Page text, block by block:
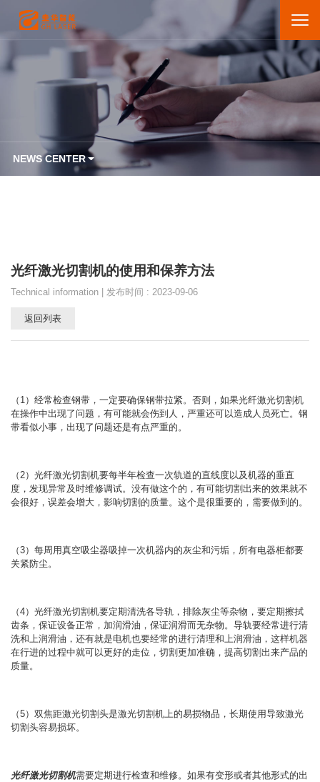
NEWS CENTER
光纤激光切割机的使用和保养方法
Technical information | 发布时间 : 2023-09-06
返回列表
（1）经常检查钢带，一定要确保钢带拉紧。否则，如果光纤激光切割机
在操作中出现了问题，有可能就会伤到人，严重还可以造成人员死亡。钢
带看似小事，出现了问题还是有点严重的。
（2）光纤激光切割机要每半年检查一次轨道的直线度以及机器的垂直
度，发现异常及时维修调试。没有做这个的，有可能切割出来的效果就不
会很好，误差会增大，影响切割的质量。这个是很重要的，需要做到的。
（3）每周用真空吸尘器吸掉一次机器内的灰尘和污垢，所有电器柜都要
关紧防尘。
（4）光纤激光切割机要定期清洗各导轨，排除灰尘等杂物，要定期擦拭
齿条，保证设备正常，加润滑油，保证润滑而无杂物。导轨要经常进行清
洗和上润滑油，还有就是电机也要经常的进行清理和上润滑油，这样机器
在行进的过程中就可以更好的走位，切割更加准确，提高切割出来产品的
质量。
（5）双焦距激光切割头是激光切割机上的易损物品，长期使用导致激光
切割头容易损坏。
光纤激光切割机需要定期进行检查和维修。如果有变形或者其他形式的出